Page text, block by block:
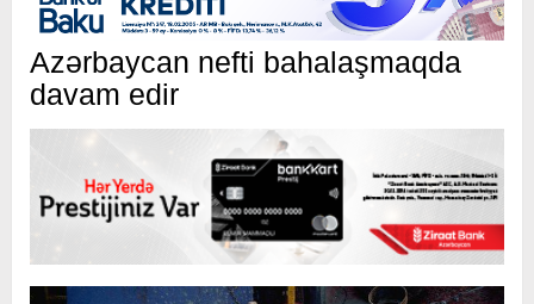
Azərbaycan nefti bahalaşmaqda
davam edir